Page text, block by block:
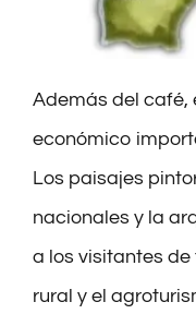
Además del café,
económico
Los paisajes
nacionales y la
a los visitantes
rural y el